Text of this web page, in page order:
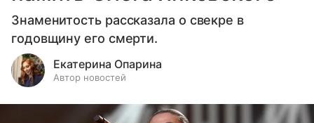
Знаменитость рассказала о свекре в
годовщину его смерти.
Екатерина Опарина
Автор новостей